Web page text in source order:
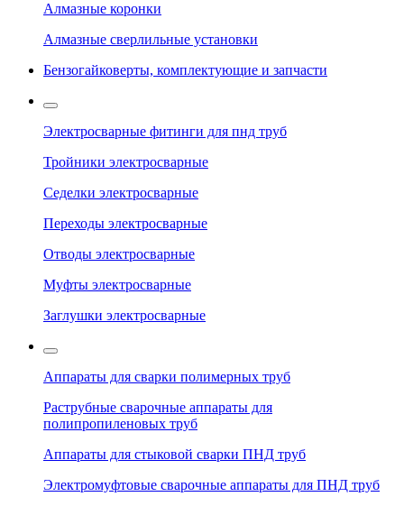
Алмазные коронки
Алмазные сверлильные установки
Бензогайковерты, комплектующие и запчасти
Электросварные фитинги для пнд труб
Тройники электросварные
Седелки электросварные
Переходы электросварные
Отводы электросварные
Муфты электросварные
Заглушки электросварные
Аппараты для сварки полимерных труб
Раструбные сварочные аппараты для
полипропиленовых труб
Аппараты для стыковой сварки ПНД труб
Электромуфтовые сварочные аппараты для ПНД труб